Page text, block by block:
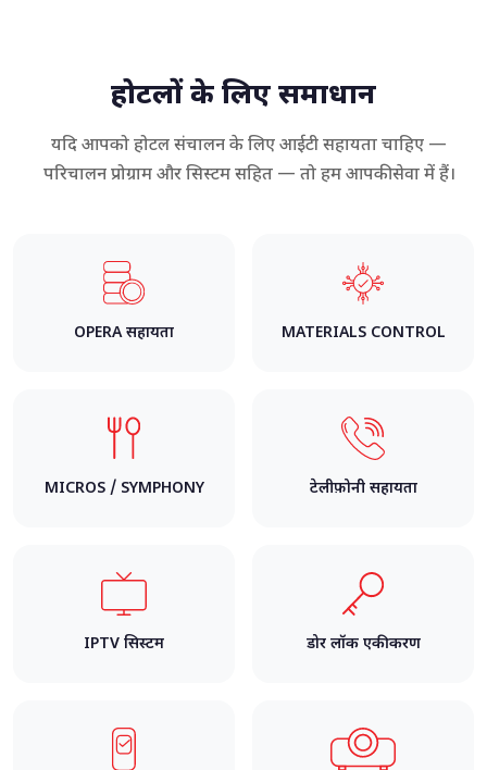
होटलों के लिए समाधान
यदि आपको होटल संचालन के लिए आईटी सहायता चाहिए —
परिचालन प्रोग्राम और सिस्टम सहित — तो हम आपकी सेवा में हैं।
OPERA सहायता MATERIALS CONTROL
MICROS / SYMPHONY टेलीफ़ोनी सहायता
IPTV सिस्टम डोर लॉक एकीकरण